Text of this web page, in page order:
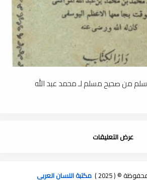
من صحيح مسلم لـ محمد عبد الله
عرض التعليقات
© ( 2025 ) مكتبة اللسان العربى